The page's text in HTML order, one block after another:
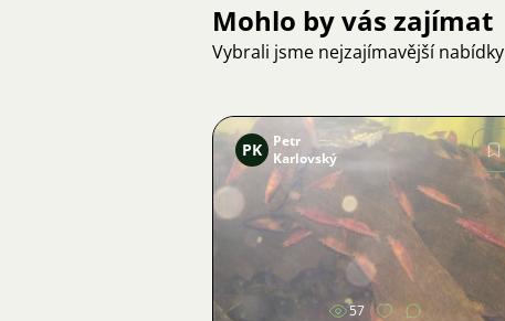
Mohlo by vás zajímat
Vybrali jsme nejzajímavější nabídky
Obrázek
PK
Petr
Karlovský
57